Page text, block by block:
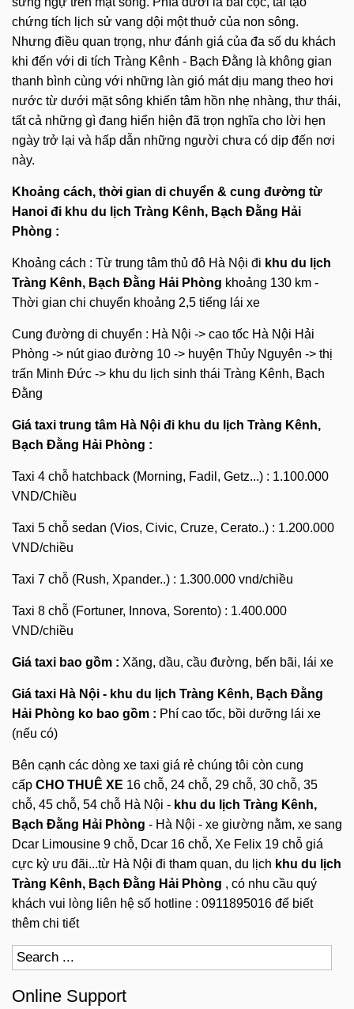
chứng tích lịch sử vang dội một thuở của non sông.
Nhưng điều quan trọng, như đánh giá của đa số du khách
khi đến với di tích Tràng Kênh - Bạch Đằng là không gian
thanh bình cùng với những làn gió mát dịu mang theo hơi
nước từ dưới mặt sông khiến tâm hồn nhẹ nhàng, thư thái,
tất cả những gì đang hiển hiện đã trọn nghĩa cho lời hẹn
ngày trở lại và hấp dẫn những người chưa có dịp đến nơi
này.
Khoảng cách, thời gian di chuyển & cung đường từ
Hanoi đi khu du lịch Tràng Kênh, Bạch Đằng Hải
Phòng :
Khoảng cách : Từ trung tâm thủ đô Hà Nội đi khu du lịch
Tràng Kênh, Bạch Đằng Hải Phòng khoảng 130 km -
Thời gian chi chuyển khoảng 2,5 tiếng lái xe
Cung đường di chuyển : Hà Nội -> cao tốc Hà Nội Hải
Phòng -> nút giao đường 10 -> huyện Thủy Nguyên -> thị
trấn Minh Đức -> khu du lịch sinh thái Tràng Kênh, Bạch
Đằng
Giá taxi trung tâm Hà Nội đi khu du lịch Tràng Kênh,
Bạch Đằng Hải Phòng :
Taxi 4 chỗ hatchback (Morning, Fadil, Getz...) : 1.100.000
VND/Chiều
Taxi 5 chỗ sedan (Vios, Civic, Cruze, Cerato..) : 1.200.000
VND/chiều
Taxi 7 chỗ (Rush, Xpander..) : 1.300.000 vnd/chiều
Taxi 8 chỗ (Fortuner, Innova, Sorento) : 1.400.000
VND/chiều
Giá taxi bao gồm : Xăng, dầu, cầu đường, bến bãi, lái xe
Giá taxi Hà Nội - khu du lịch Tràng Kênh, Bạch Đằng
Hải Phòng ko bao gồm : Phí cao tốc, bồi dưỡng lái xe
(nếu có)
Bên cạnh các dòng xe taxi giá rẻ chúng tôi còn cung
cấp CHO THUÊ XE 16 chỗ, 24 chỗ, 29 chỗ, 30 chỗ, 35
chỗ, 45 chỗ, 54 chỗ Hà Nội - khu du lịch Tràng Kênh,
Bạch Đằng Hải Phòng - Hà Nội - xe giường nằm, xe sang
Dcar Limousine 9 chỗ, Dcar 16 chỗ, Xe Felix 19 chỗ giá
cực kỳ ưu đãi...từ Hà Nội đi tham quan, du lịch khu du lịch
Tràng Kênh, Bạch Đằng Hải Phòng , có nhu cầu quý
khách vui lòng liên hệ số hotline : 0911895016 để biết
thêm chi tiết
Online Support